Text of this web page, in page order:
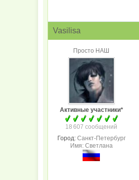
Vasilisa
Просто НАШ
Активные участники*
18 607 сообщений
Город: Санкт-Петербург
Имя: Светлана